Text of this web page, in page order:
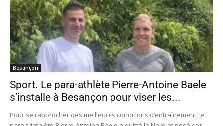
Besançon
Sport. Le para-athlète Pierre-Antoine Baele
s’installe à Besançon pour viser les...
Pour se rapprocher des meilleures conditions d’entraînement, le